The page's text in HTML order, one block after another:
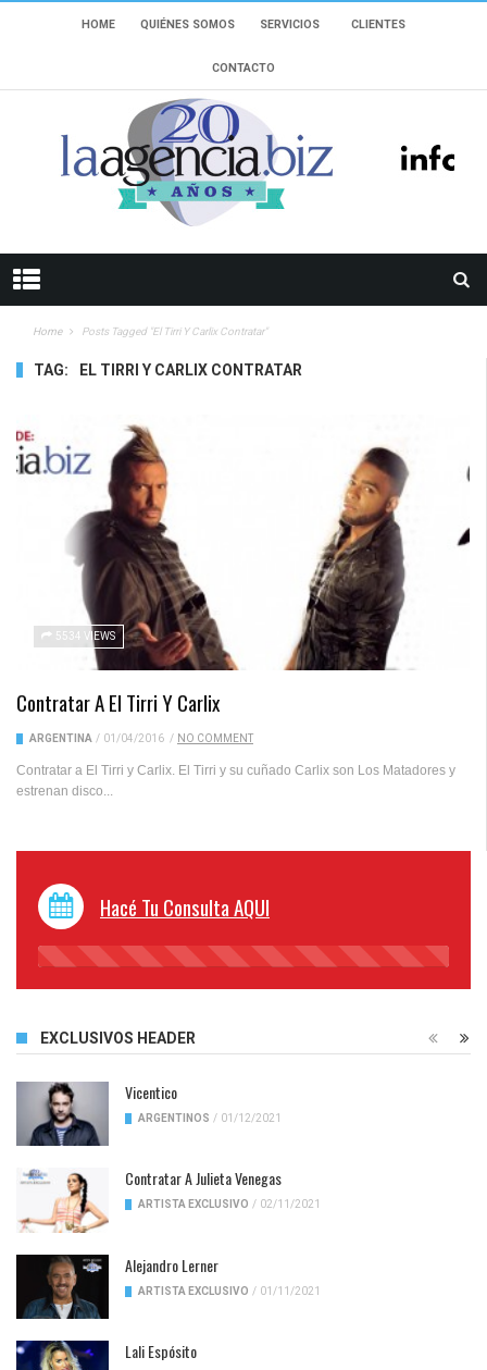
HOME QUIÉNES SOMOS SERVICIOS CLIENTES
CONTACTO
Home Posts Tagged "el Tirri Y Carlix Contratar"
TAG: EL TIRRI Y CARLIX CONTRATAR
5534 VIEWS
Contratar A El Tirri Y Carlix
ARGENTINA / 01/04/2016 / NO COMMENT
Contratar a El Tirri y Carlix. El Tirri y su cuñado Carlix son Los Matadores y
estrenan disco...
Hacé Tu Consulta AQUI
45%
EXCLUSIVOS HEADER
Vicentico
ARGENTINOS / 01/12/2021
Contratar A Julieta Venegas
ARTISTA EXCLUSIVO / 02/11/2021
Alejandro Lerner
ARTISTA EXCLUSIVO / 01/11/2021
Lali Espósito